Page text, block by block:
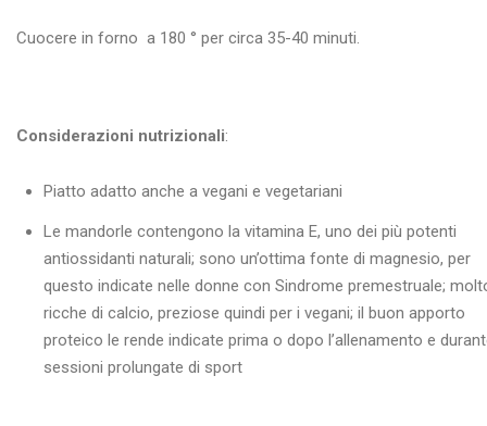
Cuocere in forno a 180 ° per circa 35-40 minuti.
Considerazioni nutrizionali:
Piatto adatto anche a vegani e vegetariani
Le mandorle contengono la vitamina E, uno dei più potenti
antiossidanti naturali; sono un’ottima fonte di magnesio, per
questo indicate nelle donne con Sindrome premestruale;
ricche di calcio, preziose quindi per i vegani; il buon apporto
proteico le rende indicate prima o dopo l’allenamento e
sessioni prolungate di sport